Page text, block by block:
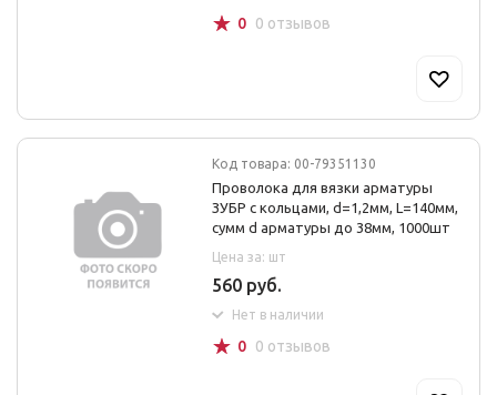
☆ 0 0 отзывов
Код товара: 00-79351130
Проволока для вязки арматуры
ЗУБР с кольцами, d=1,2мм, L=140мм,
сумм d арматуры до 38мм, 1000шт
Цена за: шт
560 руб.
Нет в наличии
☆ 0 0 отзывов